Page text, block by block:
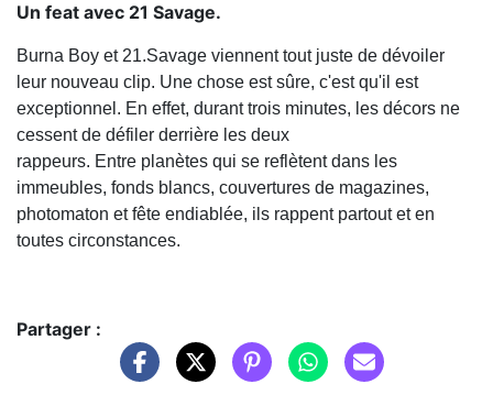
Un feat avec 21 Savage.
Burna Boy et 21.Savage viennent tout juste de dévoiler
leur nouveau clip. Une chose est sûre, c'est qu'il est
exceptionnel. En effet, durant trois minutes, les décors ne
cessent de défiler derrière les deux
rappeurs. Entre planètes qui se reflètent dans les
immeubles, fonds blancs, couvertures de magazines,
photomaton et fête endiablée, ils rappent partout et en
toutes circonstances.
Partager :